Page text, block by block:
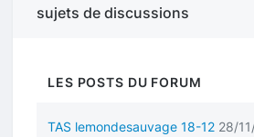
sujets de discussions
LES POSTS DU FORUM
TAS lemondesauvage 18-12 28/